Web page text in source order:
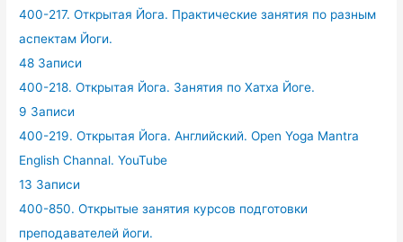
400-217. Открытая Йога. Практические занятия по разным
аспектам Йоги.
48 Записи
400-218. Открытая Йога. Занятия по Хатха Йоге.
9 Записи
400-219. Открытая Йога. Английский. Open Yoga Mantra
English Channal. YouTube
13 Записи
400-850. Открытые занятия курсов подготовки
преподавателей йоги.